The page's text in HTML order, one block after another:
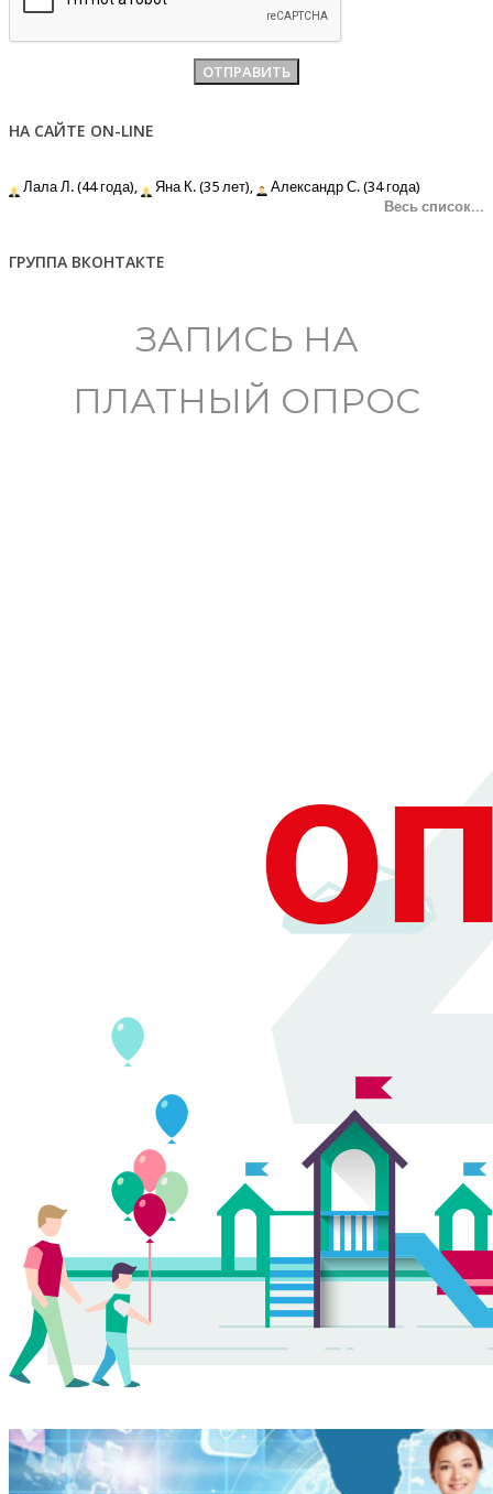
НА САЙТЕ ON-LINE
Лала Л. (44 года), Яна К. (35 лет),
Александр С. (34 года)
Весь список...
ГРУППА ВКОНТАКТЕ
ЗАПИСЬ НА
ПЛАТНЫЙ ОПРОС